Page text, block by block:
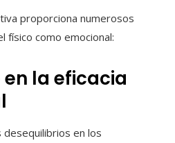
proporciona numerosos
físico como emocional:
la eficacia
desequilibrios en los